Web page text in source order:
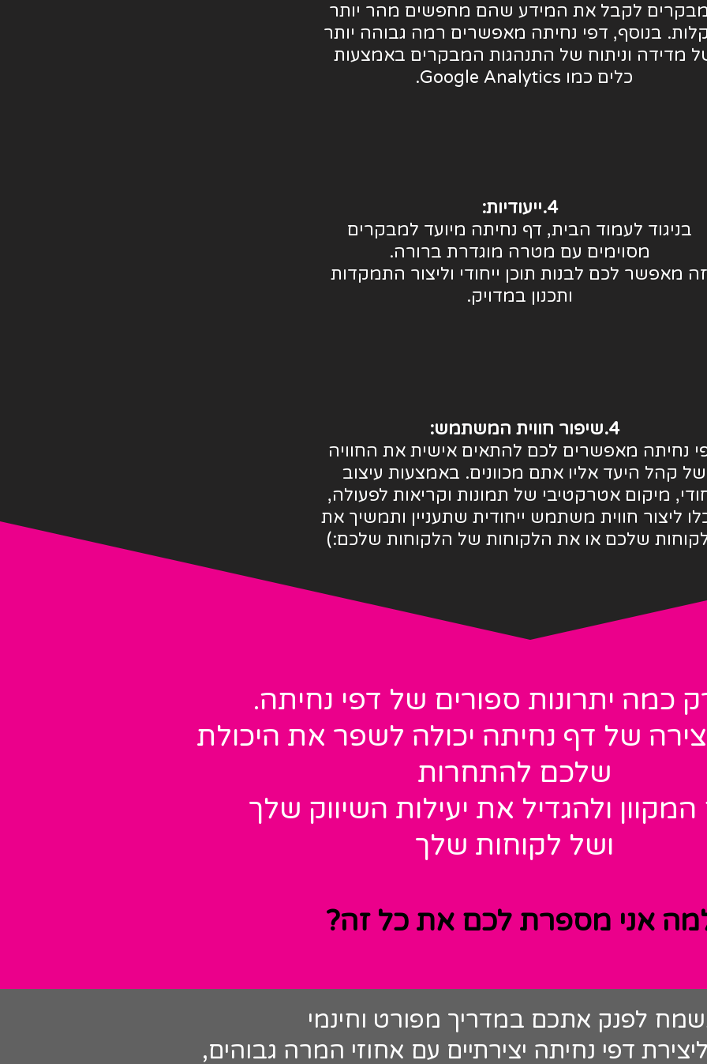
לקבל את המידע שהם מחפשים מהר יותר
בנוסף, דפי נחיתה מאפשרים רמה גבוהה יותר
מדידה וניתוח של התנהגות המבקרים באמצעות
כלים כמו Google Analytics.
4.ייעודיות:
בניגוד לעמוד הבית, דף נחיתה מיועד למבקרים
מסוימים עם מטרה מוגדרת ברורה.
זה מאפשר לכם לבנות תוכן ייחודי וליצור התמקדות
ותכנון במדויק.
4.שיפור חווית המשתמש:
נחיתה מאפשרים לכם להתאים אישית את החוויה
של קהל היעד אליו אתם מכוונים. באמצעות עיצוב
מיקום אטרקטיבי של תמונות וקריאות לפעולה,
ליצור חווית משתמש ייחודית שתעניין ותמשיך את
שלכם או את הלקוחות של הלקוחות שלכם:)
אני מספרת לכם את כל זה?
ק כמה יתרונות ספורים של דפי נחיתה.
של דף נחיתה יכולה לשפר את היכולת
שלכם להתחרות
ולהגדיל את יעילות השיווק שלך
ושל לקוחות שלך
לפנק אתכם במדריך מפורט וחינמי
דפי נחיתה יצירתיים עם אחוזי המרה גבוהים,